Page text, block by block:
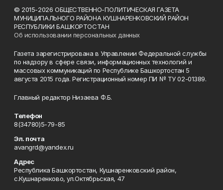
© 2015-2026 ОБЩЕСТВЕННО-ПОЛИТИЧЕСКАЯ ГАЗЕТА
МУНИЦИПАЛЬНОГО РАЙОНА КУШНАРЕНКОВСКИЙ РАЙОН
РЕСПУБЛИКИ БАШКОРТОСТАН
Об использовании персональных данных
Газета зарегистрирована в Управлении Федеральной службы
по надзору в сфере связи, информационных технологий и
массовых коммуникаций по Республике Башкортостан 5
августа 2015 года. Регистрационный номер ПИ № ТУ 02-01389.
Главный редактор Низаева Ф.Б.
Телефон
8(34780)5-79-85
Эл. почта
avangrd@yandex.ru
Адрес
Республика Башкортостан, Кушнаренковский район,
с.Кушнаренково, ул.Октябрьская, 47